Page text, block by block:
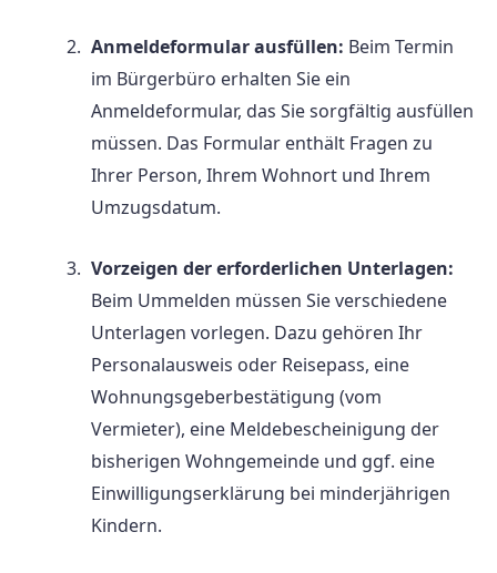
Anmeldeformular ausfüllen: Beim Termin
im Bürgerbüro erhalten Sie ein
Anmeldeformular, das Sie sorgfältig ausfüllen
müssen. Das Formular enthält Fragen zu
Ihrer Person, Ihrem Wohnort und Ihrem
Umzugsdatum.
Vorzeigen der erforderlichen Unterlagen:
Beim Ummelden müssen Sie verschiedene
Unterlagen vorlegen. Dazu gehören Ihr
Personalausweis oder Reisepass, eine
Wohnungsgeberbestätigung (vom
Vermieter), eine Meldebescheinigung der
bisherigen Wohngemeinde und ggf. eine
Einwilligungserklärung bei minderjährigen
Kindern.